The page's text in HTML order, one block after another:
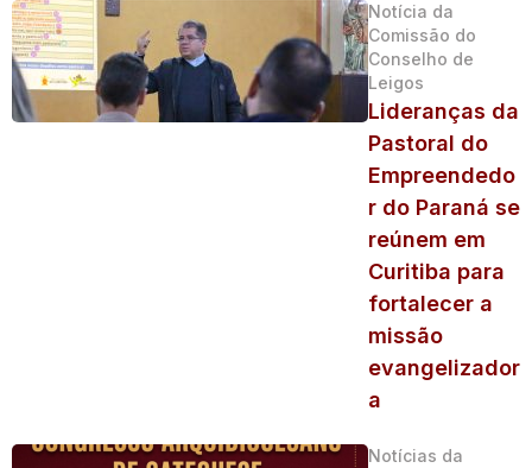
Notícia da
Comissão do
Conselho de
Leigos
Lideranças da
Pastoral do
Empreendedo
r do Paraná se
reúnem em
Curitiba para
fortalecer a
missão
evangelizador
a
Notícias da